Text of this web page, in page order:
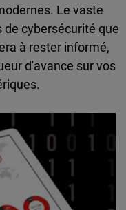
Le vaste
de cybersécurité que
à rester informé,
d'avance sur vos